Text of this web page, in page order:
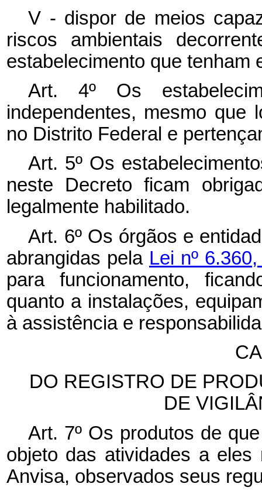
V - dispor de meios
riscos ambientais
estabelecimento que tenham
Art. 4º Os
independentes, mesmo que
no Distrito Federal e
Art. 5º Os
neste Decreto ficam
legalmente habilitado.
Art. 6º Os órgãos e
abrangidas pela Lei nº
para funcionamento,
quanto a instalações,
à assistência e
DO REGISTRO DE
DE
Art. 7º Os produtos de
objeto das atividades a
Anvisa, observados seus